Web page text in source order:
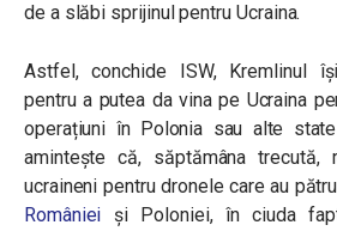
de a slăbi sprijinul pentru Ucraina.
Astfel, conchide ISW, Kremlinul
pentru a putea da vina pe Ucraina
operațiuni în Polonia sau alte
amintește că, săptămâna
ucraineni pentru dronele care au
României și Poloniei, în ciuda